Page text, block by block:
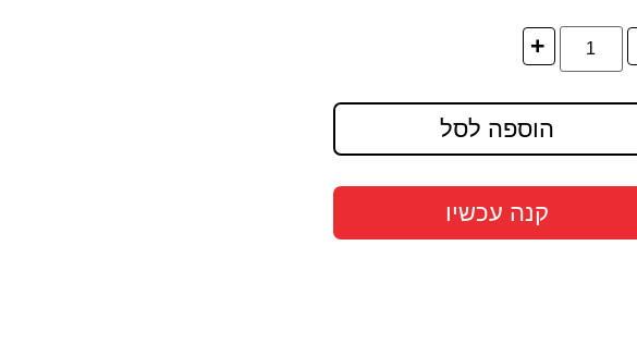
+
הוספה לסל
קנה עכשיו